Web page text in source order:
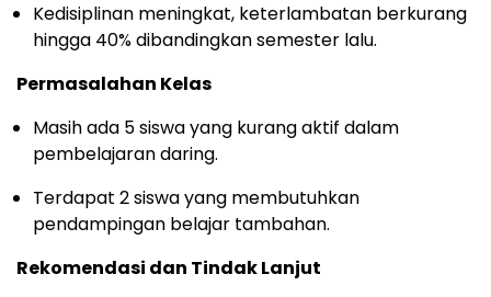
Kedisiplinan meningkat, keterlambatan berkurang
hingga 40% dibandingkan semester lalu.
Permasalahan Kelas
Masih ada 5 siswa yang kurang aktif dalam
pembelajaran daring.
Terdapat 2 siswa yang membutuhkan
pendampingan belajar tambahan.
Rekomendasi dan Tindak Lanjut